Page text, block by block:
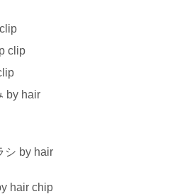
clip
by hair
シ by hair
hair chip